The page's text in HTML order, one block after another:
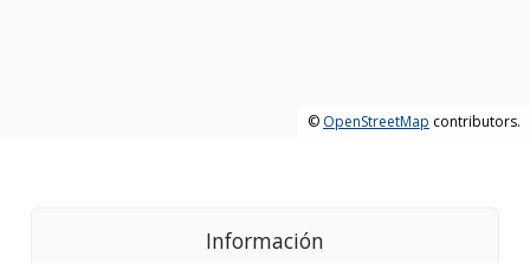
© OpenStreetMap contributors.
Información